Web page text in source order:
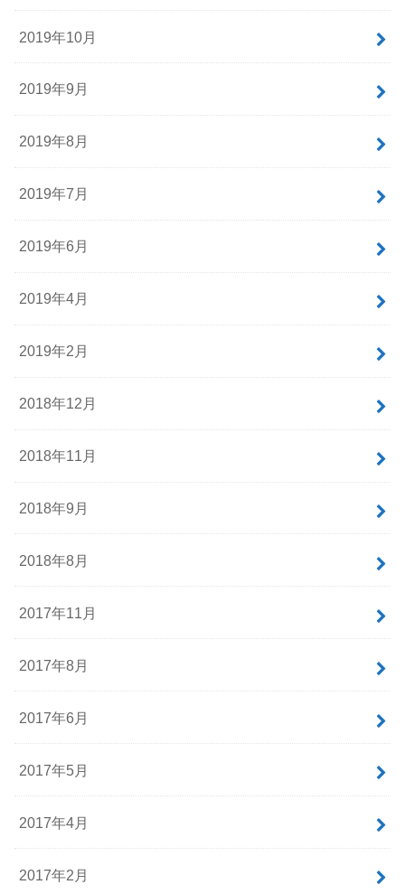
2019年10月
2019年9月
2019年8月
2019年7月
2019年6月
2019年4月
2019年2月
2018年12月
2018年11月
2018年9月
2018年8月
2017年11月
2017年8月
2017年6月
2017年5月
2017年4月
2017年2月